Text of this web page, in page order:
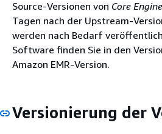
Source-Versionen von Core
Tagen nach der Upstream-
werden nach Bedarf
Software finden Sie in den
Amazon EMR-Version.
Versionierung der